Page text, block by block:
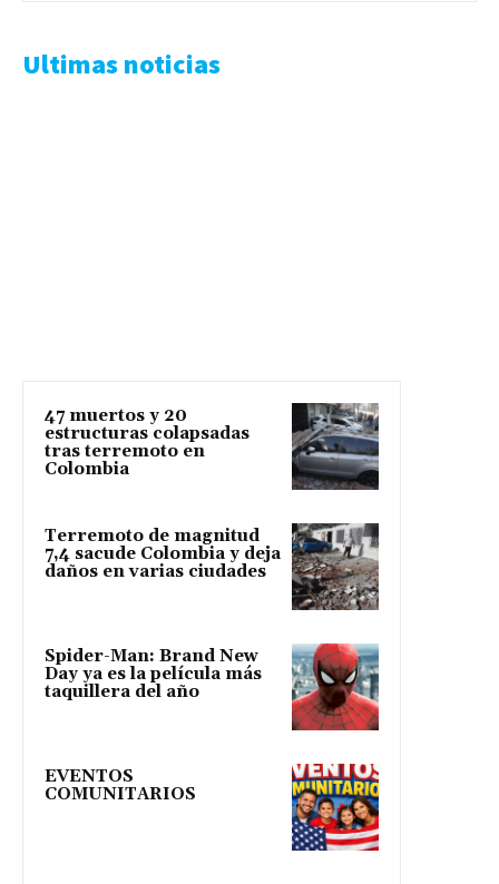
Ultimas noticias
47 muertos y 20
estructuras colapsadas
tras terremoto en
Colombia
Terremoto de magnitud
7,4 sacude Colombia y deja
daños en varias ciudades
Spider-Man: Brand New
Day ya es la película más
taquillera del año
EVENTOS
COMUNITARIOS